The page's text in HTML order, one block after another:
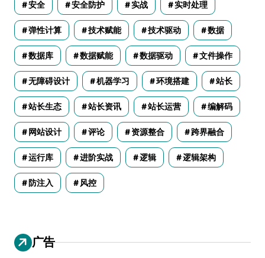
安全 安全防护 实战 实时处理
弹性计算 技术赋能 技术驱动 数据
数据库 数据赋能 数据驱动 文件操作
无障碍设计 机器学习 环境搭建 站长
站长生态 站长资讯 站长运营 编解码
网站设计 评论 资源整合 跨界融合
运行库 进阶实战 逻辑 逻辑架构
防注入 风控
广告